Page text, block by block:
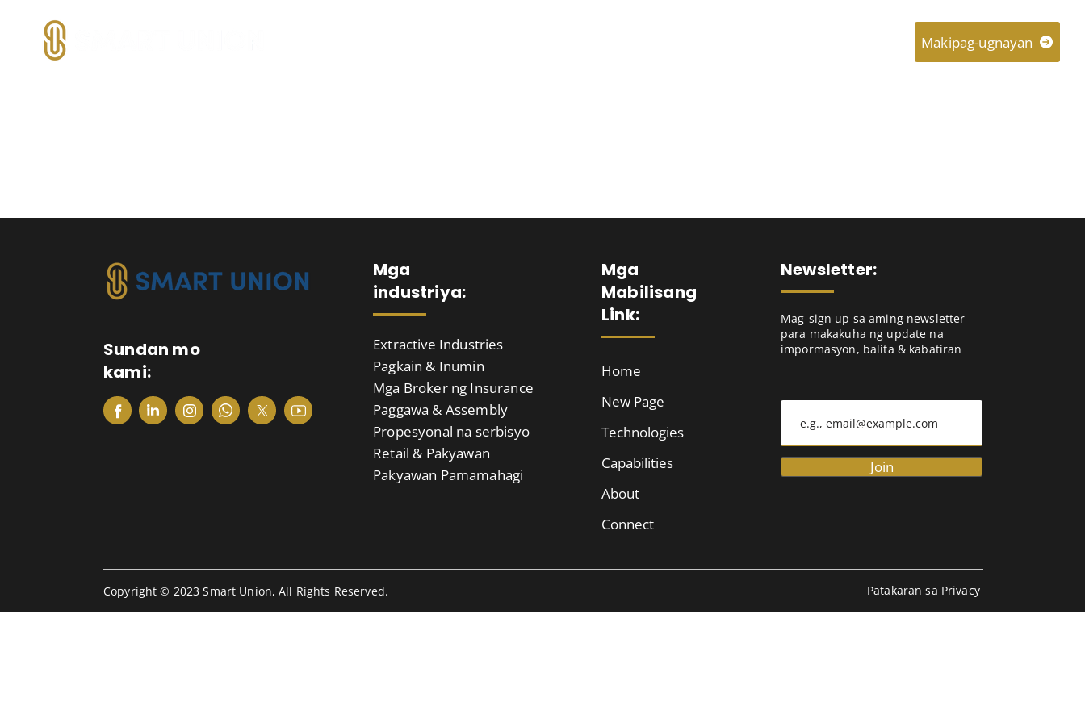
Makipag-ugnayan
Sundan mo
kami:
Mga
industriya:
Extractive Industries
Pagkain & Inumin
Mga Broker ng Insurance
Paggawa & Assembly
Propesyonal na serbisyo
Retail & Pakyawan
Pakyawan Pamamahagi
Mga
Mabilisang
Link:
Home
New Page
Technologies
Capabilities
About
Connect
Newsletter:
Mag-sign up sa aming newsletter
para makakuha ng update na
impormasyon, balita & kabatiran
Join
Copyright © 2023 Smart Union, All Rights Reserved. Patakaran sa Privacy